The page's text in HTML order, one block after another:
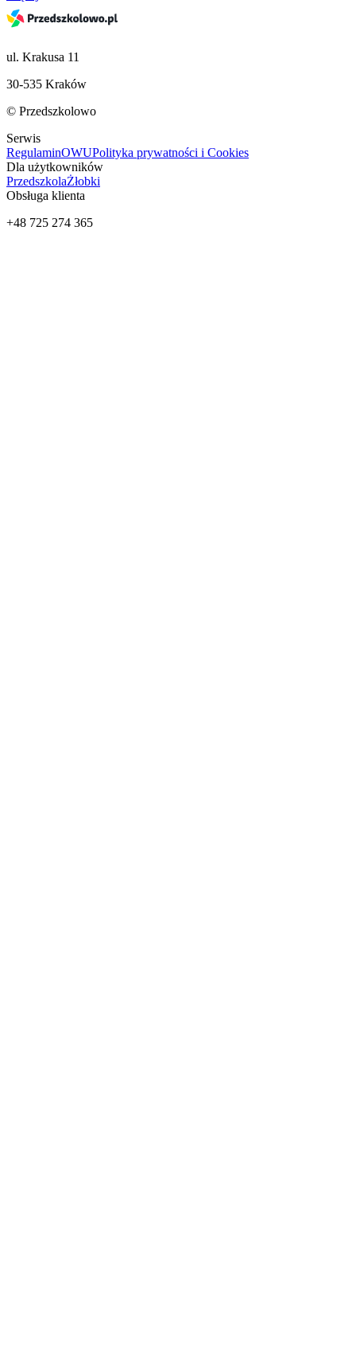
ul. Krakusa 11
30-535 Kraków
© Przedszkolowo
Serwis
RegulaminOWUPolityka prywatności i Cookies
Dla użytkowników
PrzedszkolaŻłobki
Obsługa klienta
+48 725 274 365